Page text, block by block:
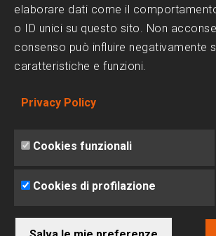
Trattamenti dell'acqua
Instagram
elaborare dati come il
o ID unici su questo sito. Non
consenso può influire negativamente
caratteristiche e funzioni.
Privacy Policy
Cookies funzionali
Cookies di profilazione